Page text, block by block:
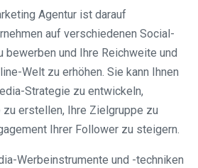
Agentur ist darauf
auf verschiedenen Social-
bewerben und Ihre Reichweite und
Welt zu erhöhen. Sie kann Ihnen
Strategie zu entwickeln,
erstellen, Ihre Zielgruppe zu
Ihrer Follower zu steigern.
Werbeinstrumente und -techniken